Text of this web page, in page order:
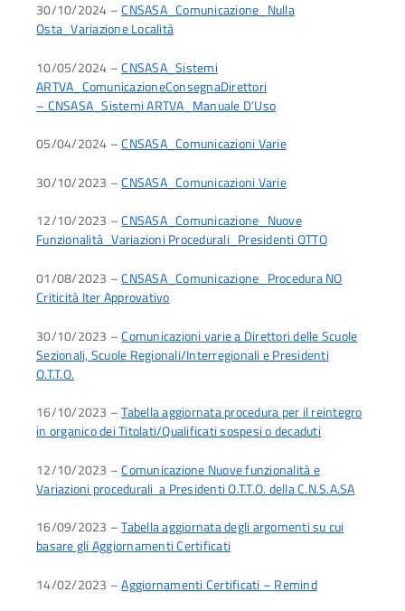
30/10/2024 –CNSASA_Comunicazione_Nulla
Osta_Variazione Località
10/05/2024 –CNSASA_Sistemi
ARTVA_ComunicazioneConsegnaDirettori
– CNSASA_Sistemi ARTVA_Manuale D’Uso
05/04/2024 –CNSASA_Comunicazioni Varie
30/10/2023 –CNSASA_Comunicazioni Varie
12/10/2023 –CNSASA_Comunicazione_Nuove
Funzionalità_Variazioni Procedurali_Presidenti OTTO
01/08/2023 –CNSASA_Comunicazione_Procedura NO
Criticità Iter Approvativo
30/10/2023 –Comunicazioni varie a Direttori delle Scuole
Sezionali, Scuole Regionali/Interregionali e Presidenti
O.T.T.O.
16/10/2023 –Tabella aggiornata procedura per il reintegro
in organico dei Titolati/Qualificati sospesi o decaduti
12/10/2023 –Comunicazione Nuove funzionalità e
Variazioni procedurali a Presidenti O.T.T.O. della C.N.S.A.SA
16/09/2023 –Tabella aggiornata degli argomenti su cui
basare gli Aggiornamenti Certificati
14/02/2023 –Aggiornamenti Certificati – Remind